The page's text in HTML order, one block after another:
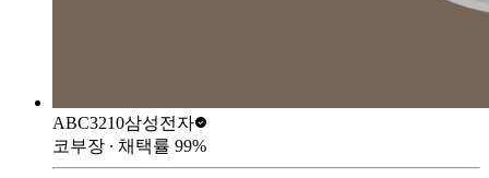
ABC3210삼성전자
코부장 ∙ 채택률 99%